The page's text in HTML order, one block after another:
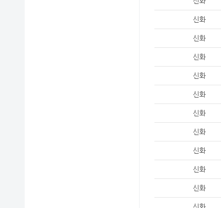
신화
신화
신화
신화
신화
신화
신화
신화
신화
신화